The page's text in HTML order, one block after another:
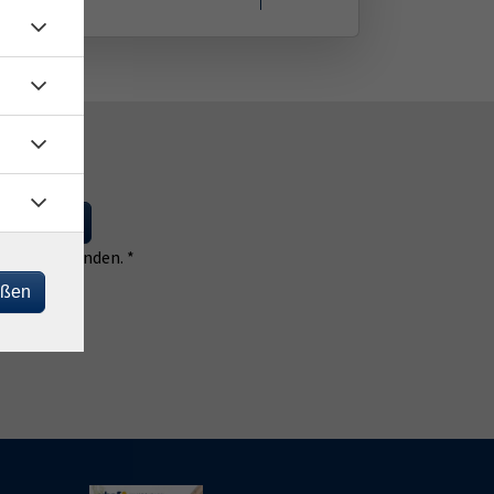
einverstanden. *